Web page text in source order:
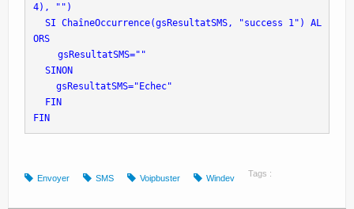
4), "")
SI ChaîneOccurrence(gsResultatSMS, "success 1") AL
ORS
gsResultatSMS=""
SINON
   gsResultatSMS="Echec"
FIN
FIN
Tags :
Envoyer SMS Voipbuster Windev